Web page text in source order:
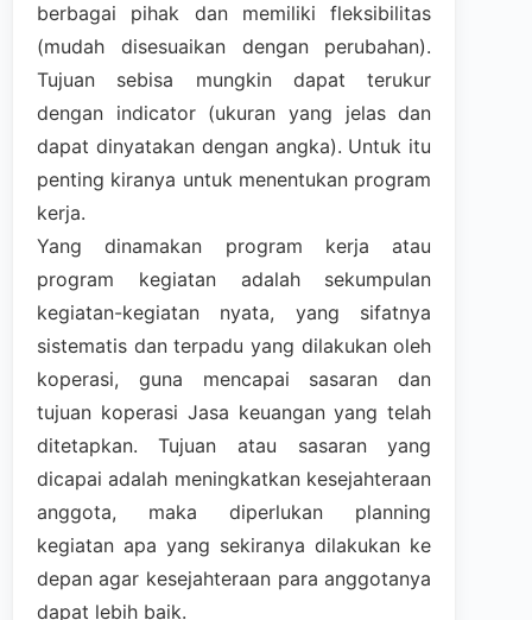
berbagai pihak dan memiliki fleksibilitas
(mudah disesuaikan dengan perubahan).
Tujuan sebisa mungkin dapat terukur
dengan indicator (ukuran yang jelas dan
dapat dinyatakan dengan angka). Untuk itu
penting kiranya untuk menentukan program
kerja.
Yang dinamakan program kerja atau
program kegiatan adalah sekumpulan
kegiatan-kegiatan nyata, yang sifatnya
sistematis dan terpadu yang dilakukan oleh
koperasi, guna mencapai sasaran dan
tujuan koperasi Jasa keuangan yang telah
ditetapkan. Tujuan atau sasaran yang
dicapai adalah meningkatkan kesejahteraan
anggota, maka diperlukan planning
kegiatan apa yang sekiranya dilakukan ke
depan agar kesejahteraan para anggotanya
dapat lebih baik.